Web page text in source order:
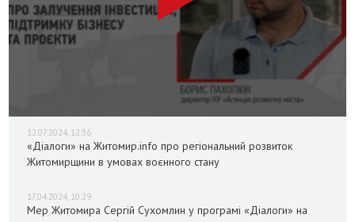
12.07.2024, 12:36
«Діалоги» на Житомир.info про регіональний розвиток
Житомирщини в умовах воєнного стану
17.04.2024, 10:29
Мер Житомира Сергій Сухомлин у програмі «Діалоги» на